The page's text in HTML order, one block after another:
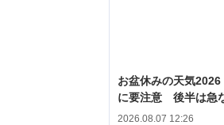
お盆休みの天気
に要注意 後半は急
2026.08.07 12:26